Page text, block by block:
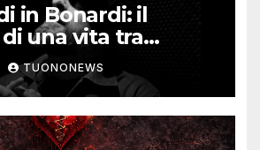
in Bonardi: il
una vita tra
musica e identità
TUONONEWS